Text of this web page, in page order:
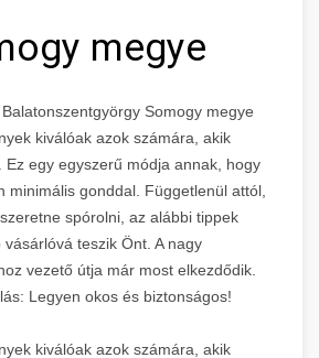
megye
Somogy megye
kiválóak azok számára, akik
Ez egy egyszerű módja annak, hogy
minimális gonddal. Függetlenül attól,
spórolni, az alábbi tippek
vásárlóvá teszik Önt. A nagy
vezető útja már most elkezdődik.
Legyen okos és biztonságos!
kiválóak azok számára, akik